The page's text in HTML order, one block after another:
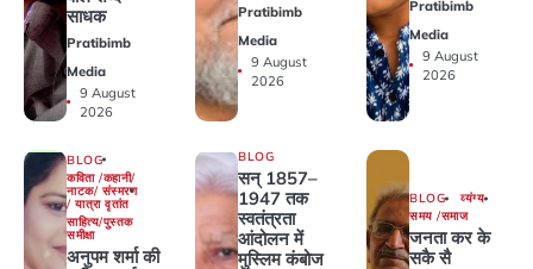
साधक
Pratibimb
Media
9 August
2026
Pratibimb
Media
9 August
2026
Pratibimb
Media
9 August
2026
BLOG
कविता /कहानी/
नाटक/ संस्मरण
/ यात्रा वृतांत
साहित्य/पुस्तक
समीक्षा
अनुपम शर्मा की
BLOG
सन् 1857–
1947 तक
स्वतंत्रता
आंदोलन में
मुस्लिम कंबोज
BLOG
व्यंग्य
समय /समाज
जनता कर के
सकै सै